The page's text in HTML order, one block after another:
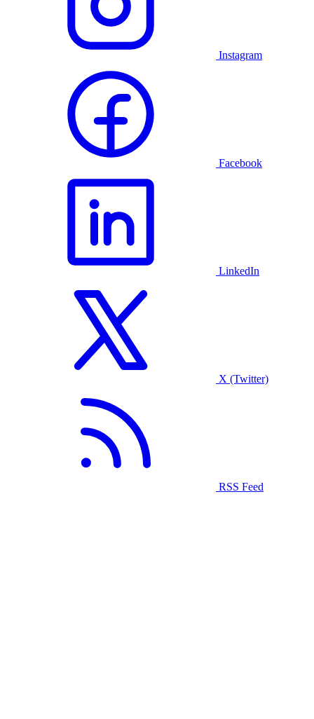
Instagram
Facebook
LinkedIn
X (Twitter)
RSS Feed